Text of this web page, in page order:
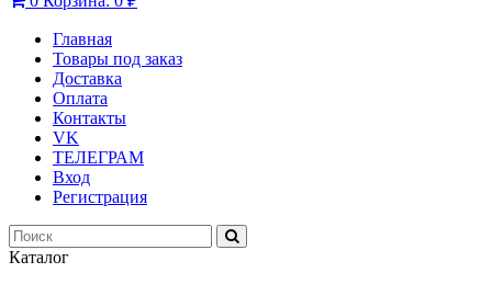
Главная
Товары под заказ
Доставка
Оплата
Контакты
VK
ТЕЛЕГРАМ
Вход
Регистрация
Каталог